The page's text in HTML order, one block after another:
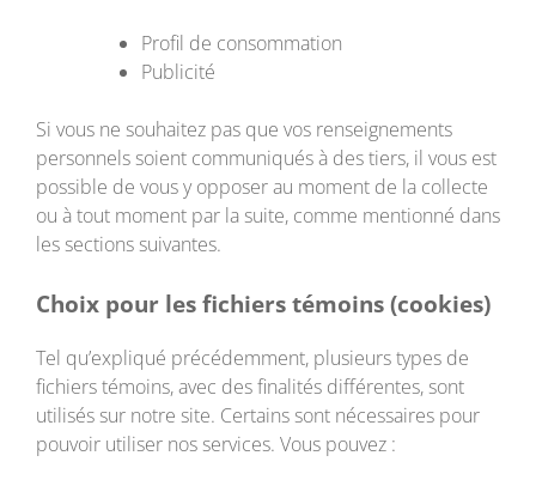
Profil de consommation
Publicité
Si vous ne souhaitez pas que vos renseignements
personnels soient communiqués à des tiers, il vous est
possible de vous y opposer au moment de la collecte
ou à tout moment par la suite, comme mentionné dans
les sections suivantes.
Choix pour les fichiers témoins (cookies)
Tel qu’expliqué précédemment, plusieurs types de
fichiers témoins, avec des finalités différentes, sont
utilisés sur notre site. Certains sont nécessaires pour
pouvoir utiliser nos services. Vous pouvez :